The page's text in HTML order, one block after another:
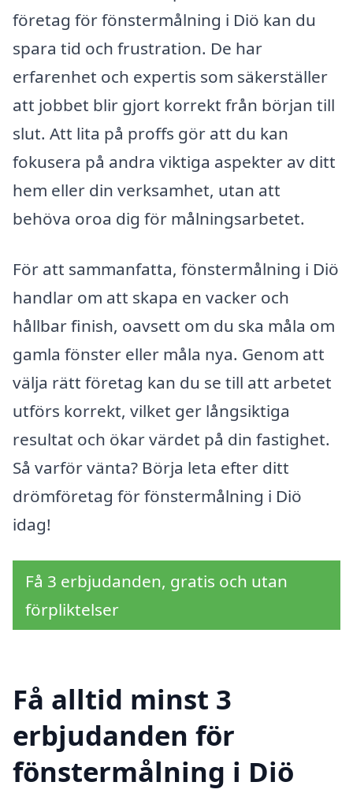
företag för fönstermålning i Diö kan du
spara tid och frustration. De har
erfarenhet och expertis som säkerställer
att jobbet blir gjort korrekt från början till
slut. Att lita på proffs gör att du kan
fokusera på andra viktiga aspekter av ditt
hem eller din verksamhet, utan att
behöva oroa dig för målningsarbetet.
För att sammanfatta, fönstermålning i Diö
handlar om att skapa en vacker och
hållbar finish, oavsett om du ska måla om
gamla fönster eller måla nya. Genom att
välja rätt företag kan du se till att arbetet
utförs korrekt, vilket ger långsiktiga
resultat och ökar värdet på din fastighet.
Så varför vänta? Börja leta efter ditt
drömföretag för fönstermålning i Diö
idag!
Få 3 erbjudanden, gratis och utan
förpliktelser
Få alltid minst 3
erbjudanden för
fönstermålning i Diö